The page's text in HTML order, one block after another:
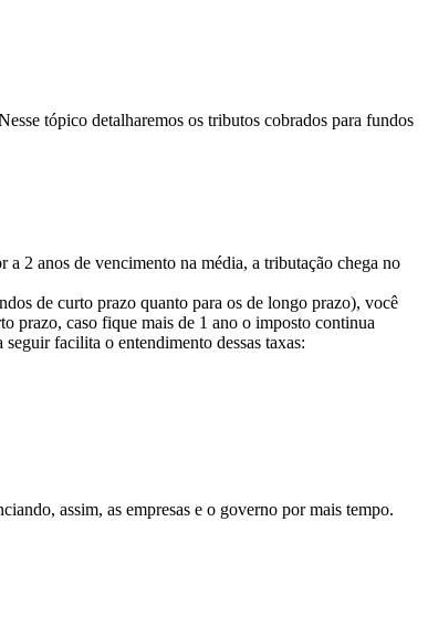
tópico detalharemos os tributos cobrados para fundos
2 anos de vencimento na média, a tributação chega no
de curto prazo quanto para os de longo prazo), você
prazo, caso fique mais de 1 ano o imposto continua
facilita o entendimento dessas taxas:
assim, as empresas e o governo por mais tempo.